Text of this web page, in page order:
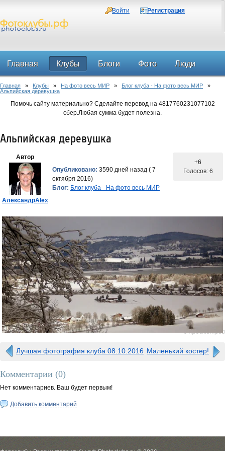
Войти Регистрация
Главная Клубы Блоги Фото Люди
Форум
Главная » Клубы » На фото весь МИР » Блог клуба - На фото весь МИР »
Альпийская деревушка
Помочь сайту материально? Сделайте перевод на 4817760231077102
сбер.Любая сумма будет полезна.
Альпийская деревушка
Автор
АлександрAlex
Опубликовано: 3590 дней назад ( 7
октября 2016)
Блог: Блог клуба - На фото весь МИР
+6
Голосов: 6
0 просмотров
Лучшая фотография клуба 08.10.2016 Маленький костер!
Комментарии (0)
Нет комментариев. Ваш будет первым!
Добавить комментарий